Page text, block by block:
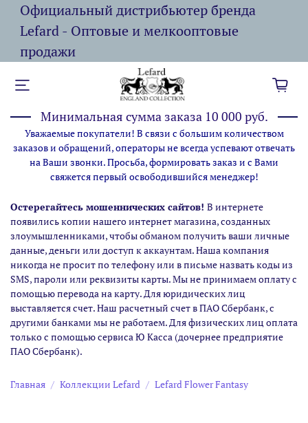
Официальный дистрибьютер бренда
Lefard - Оптовые и мелкооптовые
продажи
Минимальная сумма заказа 10 000 руб.
Уважаемые покупатели! В связи с большим количеством
заказов и обращений, операторы не всегда успевают отвечать
на Ваши звонки. Просьба, формировать заказ и с Вами
свяжется первый освободившийся менеджер!
Остерегайтесь мошеннических сайтов! В интернете
появились копии нашего интернет магазина,созданных
злоумышленниками, чтобы обманом получить ваши личные
данные, деньги или доступ к аккаунтам. Наша компания
никогда не просит по телефону или в письме назвать коды из
SMS, пароли или реквизиты карты. Мы не принимаем оплату с
помощью перевода на карту. Для юридических лиц
выставляется счет. Наш расчетный счет в ПАО Сбербанк, с
другими банками мы не работаем. Для физических лиц оплата
только с помощью сервиса Ю Касса (дочернее предприятие
ПАО Сбербанк).
Главная Коллекции Lefard Lefard Flower Fantasy